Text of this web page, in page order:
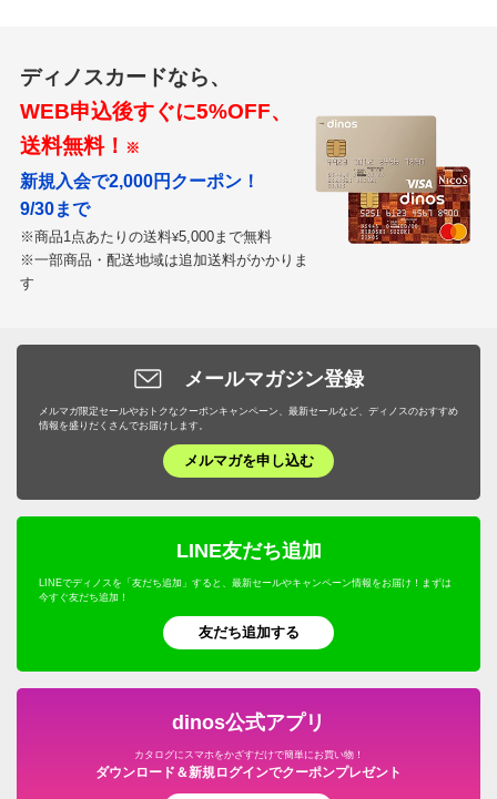
試着した時 だいぶ引っ張られて作られた？と思ったの
ですが そういうデザインだったんですね。
ウエストがシャーリングゴムなのでウエストは安心して
着られます。
2026/03/23
グで不足しており、申し訳ございません。よりわか
りやすい誌面作りをしていきます。
ウエスト部分、シャーリング仕様で着脱や着心地に
こだわりましたのでお気に召していただき光栄で
今後とも、So Close,をよろしくお願いいたします。
身長 : 158cm
普段Mサイズですが、Sサイズでもゆとりがありまし
2026/03/14
ディノスカードなら、
WEB申込後すぐに5%OFF、
送料無料！ ※
新規入会で2,000円クーポン！
9/30まで
※商品1点あたりの送料¥5,000まで無料
※一部商品・配送地域は追加送料がかかりま
す
メールマガジン登録
メルマガ限定セールやおトクなクーポンキャンペーン、最新セールなど、ディノスのおすすめ
情報を盛りだくさんでお届けします。
メルマガを申し込む
LINE友だち追加
LINEでディノスを「友だち追加」すると、最新セールやキャンペーン情報をお届け！まずは
今すぐ友だち追加！
友だち追加する
dinos公式アプリ
カタログにスマホをかざすだけで簡単にお買い物！
ダウンロード＆新規ログインでクーポンプレゼント